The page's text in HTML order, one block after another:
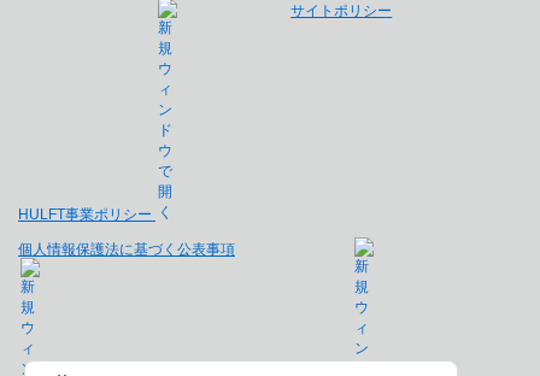
HULFT事業ポリシー
サイトポリシー
個人情報保護法に基づく公表事項